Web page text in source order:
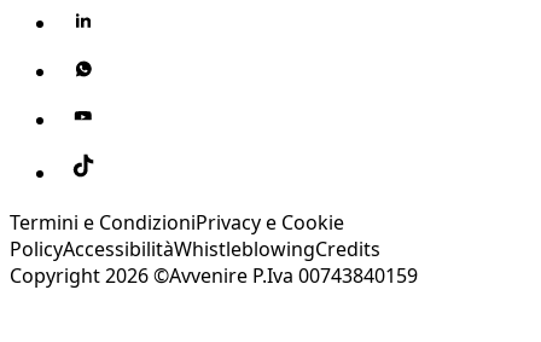
Termini e CondizioniPrivacy e Cookie
PolicyAccessibilitàWhistleblowingCredits
Copyright 2026 ©Avvenire P.Iva 00743840159